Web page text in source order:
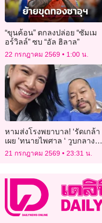
“ขุนค้อน” ตกลงปล่อย “ซัมเม
อร์วิลล์” ซบ “อัล ฮิลาล”
22 กรกฎาคม 2569 1:00 น.
หามส่งโรงพยาบาล! ‘รัดเกล้า
เผย ’ทนายไพศาล ‘ วูบกลางวง
ประชุม กมธ.พบ หัวใจเต้นผิด
จังหวะ ตอนนี้ปลอดภัยแล้ว
21 กรกฎาคม 2569 23:31 น.